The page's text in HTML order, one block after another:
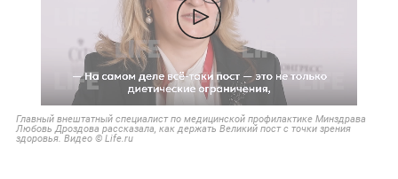
Главный внештатный специалист по медицинской профилактике Минздрава
Любовь Дроздова рассказала, как держать Великий пост с точки зрения
здоровья. Видео © Life.ru